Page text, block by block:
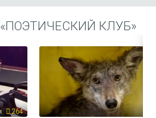
«ПОЭТИЧЕСКИЙ КЛУБ»
264